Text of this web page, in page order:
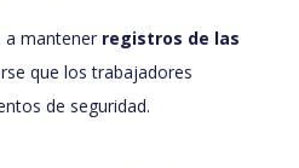
a mantener registros de las
que los trabajadores
de seguridad.